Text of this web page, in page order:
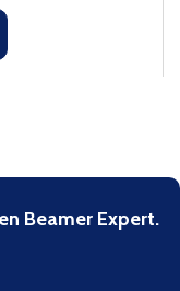
Beamer Expert.